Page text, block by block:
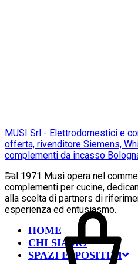
MUSI Srl - Elettrodomestici e
offerta, rivenditore Siemens,
complementi da incasso
Dal 1971 Musi opera nel
complementi per cucine,
alla scelta di partners di
esperienza ed entusiasmo.
HOME
CHI SIAMO
SPAZI ESPOSITIVI